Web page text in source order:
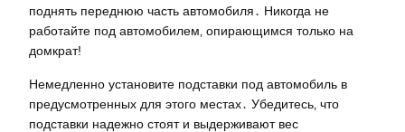
поднять переднюю часть автомобиля․ Никогда не
работайте под автомобилем‚ опирающимся только на
домкрат!
Немедленно установите подставки под автомобиль в
предусмотренных для этого местах․ Убедитесь‚ что
подставки надежно стоят и выдерживают вес